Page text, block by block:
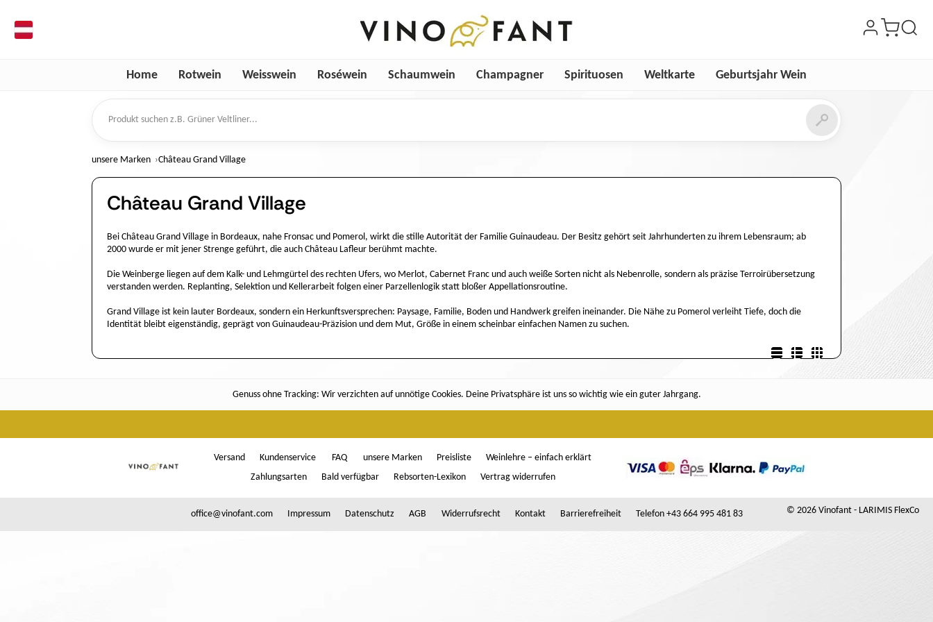
Home Rotwein Weisswein Roséwein Schaumwein Champagner Spirituosen Weltkarte Geburtsjahr Wein
Produkt suchen
unsere Marken Château Grand Village
Château Grand Village
Bei Château Grand Village in Bordeaux, nahe Fronsac und Pomerol, wirkt die stille Autorität der Familie Guinaudeau. Der Besitz gehört seit Jahrhunderten zu ihrem Lebensraum; ab
2000 wurde er mit jener Strenge geführt, die auch Château Lafleur berühmt machte.
Die Weinberge liegen auf dem Kalk- und Lehmgürtel des rechten Ufers, wo Merlot, Cabernet Franc und auch weiße Sorten nicht als Nebenrolle, sondern als präzise Terroirübersetzung
verstanden werden. Replanting, Selektion und Kellerarbeit folgen einer Parzellenlogik statt bloßer Appellationsroutine.
Grand Village ist kein lauter Bordeaux, sondern ein Herkunftsversprechen: Paysage, Familie, Boden und Handwerk greifen ineinander. Die Nähe zu Pomerol verleiht Tiefe, doch die
Identität bleibt eigenständig, geprägt von Guinaudeau-Präzision und dem Mut, Größe in einem scheinbar einfachen Namen zu suchen.
Listenansicht
Genuss ohne Tracking: Wir verzichten auf unnötige Cookies. Deine Privatsphäre ist uns so wichtig wie ein guter Jahrgang.
Versand Kundenservice FAQ unsere Marken Preisliste
Weinlehre – einfach erklärt
Zahlungsarten
Bald verfügbar Rebsorten-Lexikon Vertrag widerrufen
office@vinofant.com Impressum Datenschutz AGB Widerrufsrecht Kontakt Barrierefreiheit Telefon +43 664 995 481 83 © 2026 Vinofant - LARIMIS FlexCo